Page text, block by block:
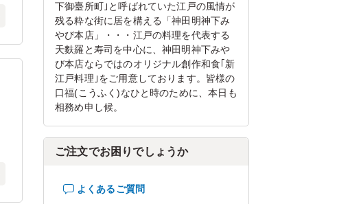
下御臺所町｣と呼ばれていた江戸の風情が
残る粋な街に居を構える「神田明神下み
やび本店」・・・江戸の料理を代表する
天麩羅と寿司を中心に、神田明神下みや
び本店ならではのオリジナル創作和食｢新
江戸料理｣をご用意しております。皆様の
口福(こうふく)なひと時のために、本日も
相務め申し候。
ご注文でお困りでしょうか
よくあるご質問